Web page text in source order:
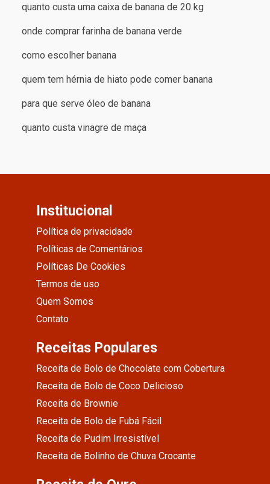
quanto custa uma caixa de banana de 20 kg
onde comprar farinha de banana verde
como escolher banana
quem tem hérnia de hiato pode comer banana
para que serve óleo de banana
quanto custa vinagre de maça
Institucional
Política de privacidade
Políticas de Comentários
Políticas De Cookies
Termos de uso
Quem Somos
Contato
Receitas Populares
Receita de Bolo de Chocolate com Cobertura
Receita de Bolo de Coco Delicioso
Receita de Brownie
Receita de Bolo de Fubá Fácil
Receita de Pudim Irresistível
Receita de Bolinho de Chuva Crocante